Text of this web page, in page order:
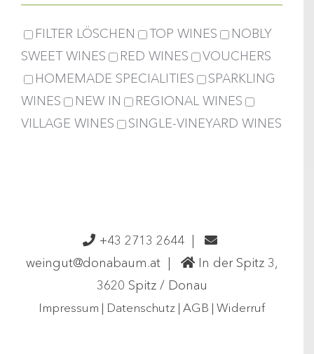
FILTER LÖSCHEN TOP WINES
NOBLY
SWEET WINES
RED WINES
VOUCHERS
HOMEMADE SPECIALITIES
SPARKLING
WINES
NEW IN
REGIONAL WINES
VILLAGE WINES
SINGLE-VINEYARD WINES
+43 2713 2644
weingut@donabaum.at
In der Spitz 3,
3620 Spitz / Donau
Impressum | Datenschutz | AGB | Widerruf